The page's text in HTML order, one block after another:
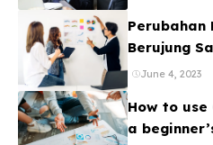
Perubahan
Berujung
June 4, 2023
How to use
a